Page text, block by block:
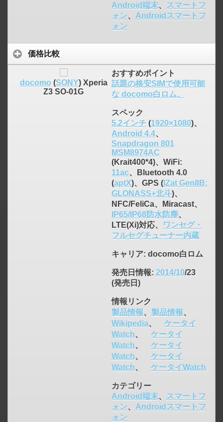
Android端末、
スマートフ
ォン、 Androidスマートフ
ォン
価格比較
docomo (SONY) Xperia
Z3 SO-01G
おすすめポイント
話題の格安SIMで使用可能
な docomo白ロム。
スペック
5.2インチ(1920×1080)、
Android 4.4、
Snapdragon 801
MSM8974AC
(Krait400*4)、WiFi:
11ac、Bluetooth 4.0
(aptX)、GPS (IZat Gen8B:
GLONASS+北斗)、
NFC/FeliCa、Miracast、
IP65/IP68防水防塵、
LTE(Xi)対応、
ワンセグ・
フルセグチューナー内蔵
キャリア: docomo白ロム
発売日情報: 2014/10/23
(発売日)
情報リンク
製品情報、 製品情報、
Wikipedia、
ケータイ
Watch、
ケータイ
Watch、
ケータイ
Watch、
ケータイ
Watch、 ケータイWatch
カテゴリー
Android端末、
スマートフ
ォン、 Androidスマートフ
ォン